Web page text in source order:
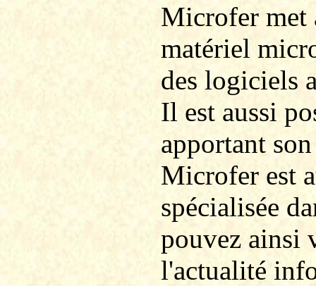
Microfer met
matériel
des logiciels
Il est aussi
apportant
Microfer est
spécialisée
pouvez ainsi
l'actualité